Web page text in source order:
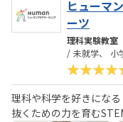
ヒューマ
ーツ
理科実験教室
未就学
小
理科や科学を好きにな
抜くための力を育む